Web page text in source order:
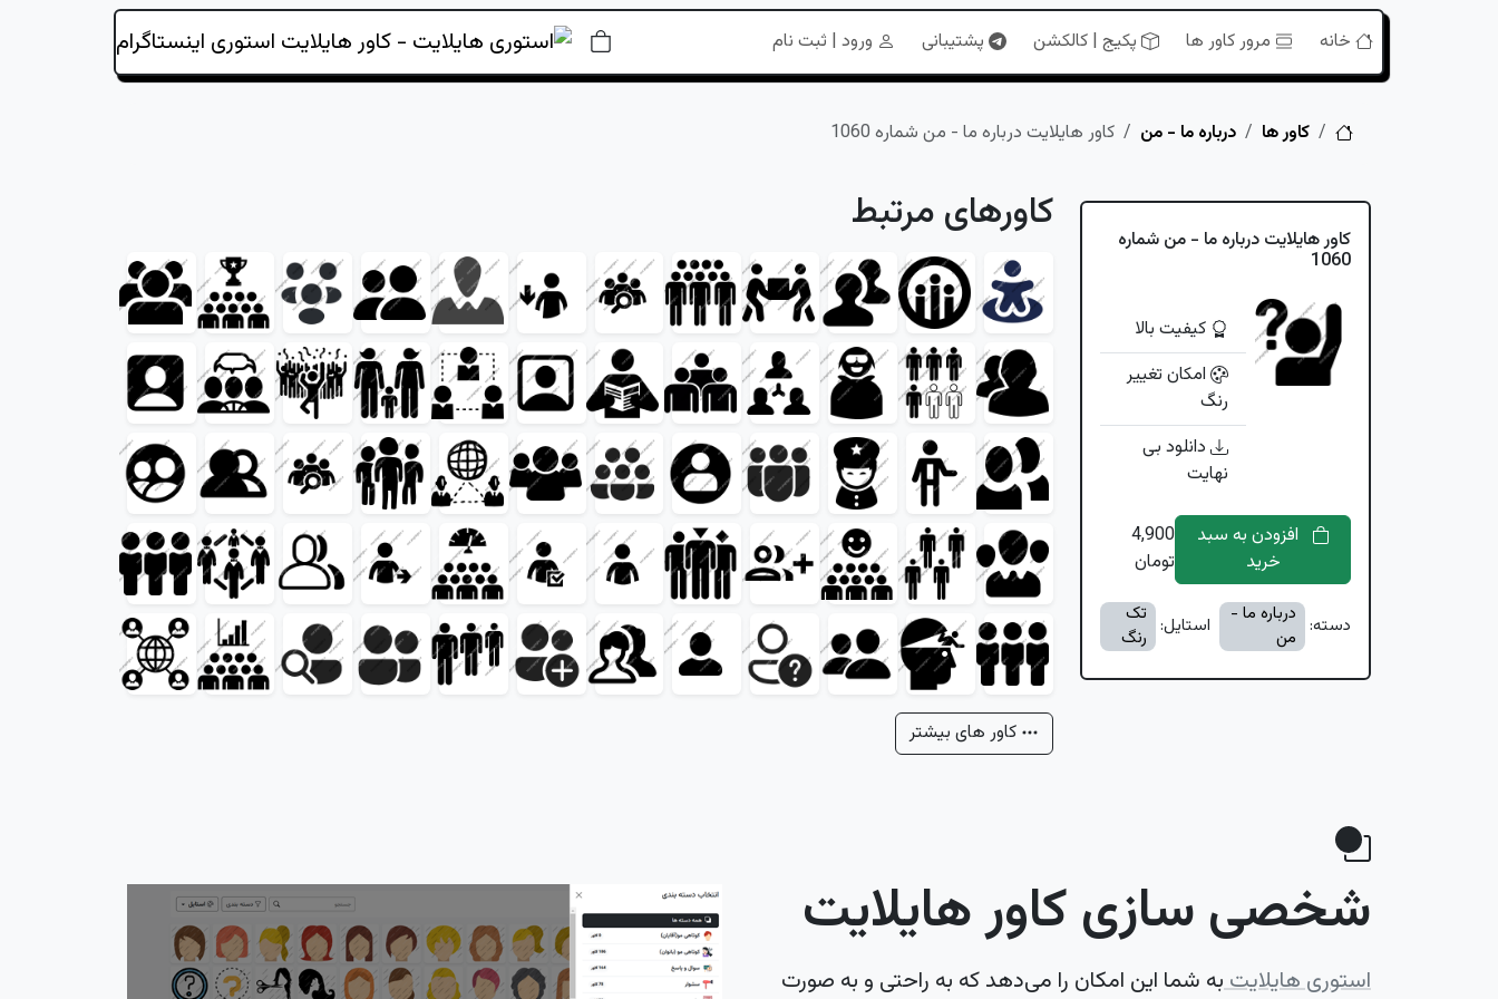
خانه مرور کاور ها پکیج | کالکشن پشتیبانی ورود | ثبت نام
خانهکاور ها درباره ما - من کاور هایلایت درباره ما - من شماره 1060
کاور هایلایت درباره ما - من شماره
1060
کیفیت بالا
امکان تغییر
رنگ
دانلود بی
نهایت
افزودن به سبد
خرید
4,900
تومان
دسته: درباره ما -
من
استایل: تک
رنگ
کاورهای مرتبط
کاور های بیشتر
شخصی سازی کاور هایلایت
استوری هایلایتبه شما این امکان را می‌دهد که به راحتی و به صورت